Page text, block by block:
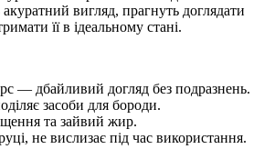
акуратний вигляд, прагнуть доглядати
її в ідеальному стані.
— дбайливий догляд без подразнень.
засоби для бороди.
та зайвий жир.
не вислизає під час використання.